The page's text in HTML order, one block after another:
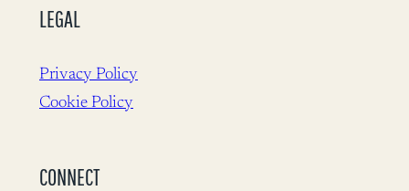
LEGAL
Privacy Policy
Cookie Policy
CONNECT